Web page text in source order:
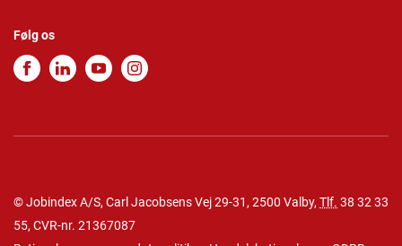
Følg os
© Jobindex A/S, Carl Jacobsens Vej 29-31, 2500 Valby, Tlf. 38 32 33
55, CVR-nr. 21367087